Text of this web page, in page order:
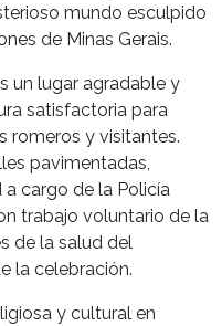
mundo esculpido
de Minas Gerais.
un lugar agradable y
satisfactoria para
romeros y visitantes.
pavimentadas,
cargo de la Policía
trabajo voluntario de la
de la salud del
la celebración.
y cultural en